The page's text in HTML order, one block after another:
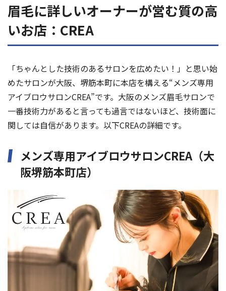
眉毛に詳しいオーナーが営む質の高
いお店：CREA
「ちゃんとした技術のあるサロンを広めたい！」と思い始
めたサロンが大阪、堺筋本町に本店を構える“メンズ専用
アイブロウサロンCREA”です。大阪のメンズ眉毛サロンで
一番技術力があると言っても過言ではないほど、技術面に
関しては自信があります。以下CREAの詳細です。
メンズ専用アイブロウサロンCREA（大
阪堺筋本町店）